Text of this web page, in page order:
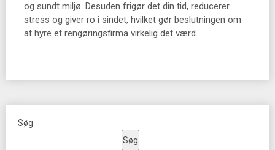
og sundt miljø. Desuden frigør det din tid, reducerer
stress og giver ro i sindet, hvilket gør beslutningen om
at hyre et rengøringsfirma virkelig det værd.
Søg
Søg